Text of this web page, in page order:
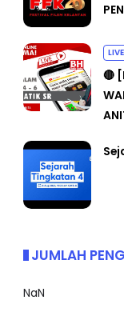
LIVE
🔴
JUMLAH
NaN